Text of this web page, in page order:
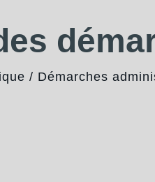
/ Démarches